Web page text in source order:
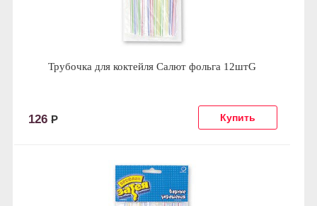
Трубочка для коктейля Салют фольга 12штG
126 Р